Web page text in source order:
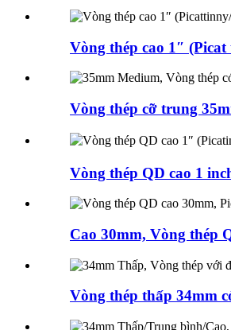
Vòng thép cao 1″
Vòng thép cỡ trung
Vòng thép QD cao 1
Cao 30mm, Vòng thép
Vòng thép thấp 34mm